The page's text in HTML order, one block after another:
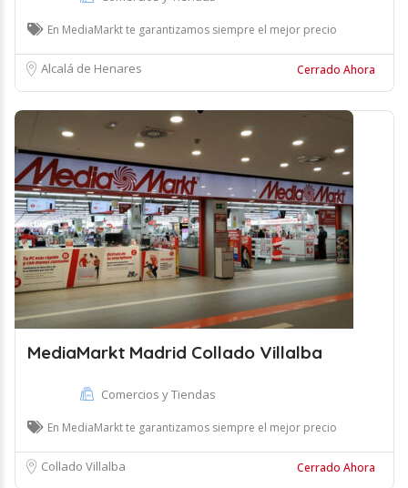
En MediaMarkt te garantizamos siempre el mejor precio
Alcalá de Henares Cerrado Ahora
MediaMarkt Madrid Collado Villalba
Comercios y Tiendas
En MediaMarkt te garantizamos siempre el mejor precio
Collado Villalba Cerrado Ahora